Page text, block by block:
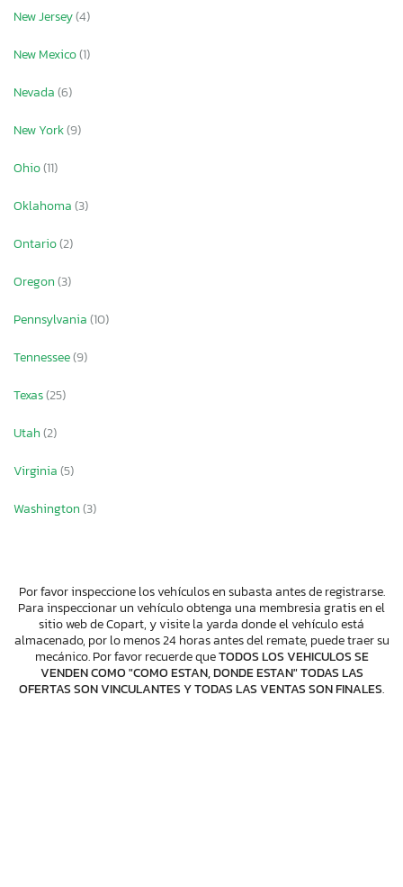
New Jersey(4)
New Mexico(1)
Nevada(6)
New York(9)
Ohio(11)
Oklahoma(3)
Ontario(2)
Oregon(3)
Pennsylvania(10)
Tennessee(9)
Texas(25)
Utah(2)
Virginia(5)
Washington(3)
Por favor inspeccione los vehículos en subasta antes de registrarse.
Para inspeccionar un vehículo obtenga una membresia gratis en el
sitio web de Copart, y visite la yarda donde el vehículo está
almacenado, por lo menos 24 horas antes del remate, puede traer su
mecánico. Por favor recuerde queTODOS LOS VEHICULOS SE
VENDEN COMO "COMO ESTAN, DONDE ESTAN" TODAS LAS
OFERTAS SON VINCULANTES Y TODAS LAS VENTAS SON FINALES.